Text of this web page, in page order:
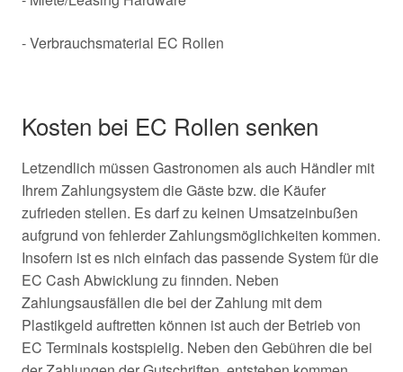
- Verbrauchsmaterial EC Rollen
Kosten bei EC Rollen senken
Letzendlich müssen Gastronomen als auch Händler mit
Ihrem Zahlungsystem die Gäste bzw. die Käufer
zufrieden stellen. Es darf zu keinen Umsatzeinbußen
aufgrund von fehlerder Zahlungsmöglichkeiten kommen.
Insofern ist es nich einfach das passende System für die
EC Cash Abwicklung zu finnden. Neben
Zahlungsausfällen die bei der Zahlung mit dem
Plastikgeld auftretten können ist auch der Betrieb von
EC Terminals kostspielig. Neben den Gebühren die bei